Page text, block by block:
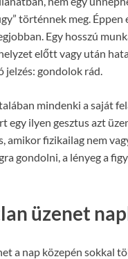
történnek meg. Éppen
Egy hosszú
előtt vagy után
jelzés: gondolok rád.
mindenki a saját
egy ilyen gesztus azt
amikor fizikailag nem
gondolni, a lényeg a
üzenet
a nap közepén sokkal